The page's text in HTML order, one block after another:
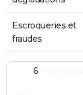
Escroqueries et
fraudes
6